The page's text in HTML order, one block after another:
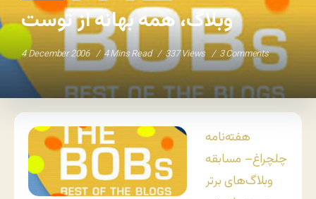
وبلاگ، همه بهانه از توست
4 December 2006 4 Mins Read 337 Views 3 Comments
هفته‌نامه
چلچراغ– مسابقه
وبلاگ‌های برتر